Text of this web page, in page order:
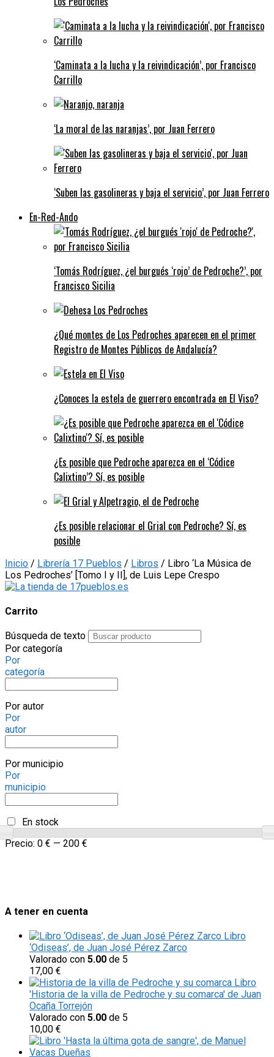
‘Caminata a la lucha y la reivindicación’, por Francisco
Carrillo
‘La moral de las naranjas’, por Juan Ferrero
‘Suben las gasolineras y baja el servicio’, por Juan Ferrero
En-Red-Ando
‘Tomás Rodríguez, ¿el burgués ‘rojo’ de Pedroche?’, por
Francisco Sicilia
¿Qué montes de Los Pedroches aparecen en el primer
Registro de Montes Públicos de Andalucía?
¿Conoces la estela de guerrero encontrada en El Viso?
¿Es posible que Pedroche aparezca en el ‘Códice
Calixtino’? Sí, es posible
¿Es posible relacionar el Grial con Pedroche? Sí, es
posible
Inicio / Librería 17 Pueblos / Libros / Libro ‘La Música de
Los Pedroches’ [Tomo I y II], de Luis Lepe Crespo
Carrito
Búsqueda de texto
Por categoría
Por
categoría
Por autor
Por
autor
Por municipio
Por
municipio
En stock
Precio: 0 € — 200 €
A tener en cuenta
Libro
‘Odiseas’, de Juan José Pérez Zarco
Valorado con 5.00 de 5
17,00 €
Libro
'Historia de la villa de Pedroche y su comarca' de Juan
Ocaña Torrejón
Valorado con 5.00 de 5
10,00 €